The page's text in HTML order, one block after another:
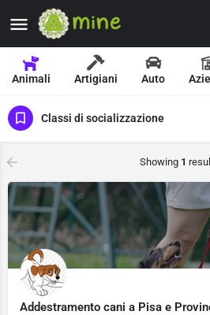
Animali Artigiani Auto
Classi di socializzazione
Showing 1
Addestramento cani a Pisa e